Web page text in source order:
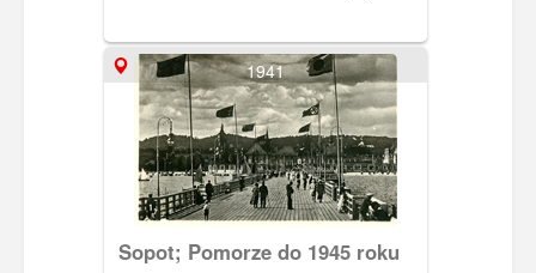
lewej stronie widoczna siedziba
dowództwa gdańskiego garnizonu (od
momentu utworzenia WMG - siedziba
Wysokiego Komisarza Ligi Narodów)
wzniesiona przy skrzyżowaniu ul. Wały
Jagiellońskie i Hucisko.
1941
Sopot; Pomorze do 1945 roku